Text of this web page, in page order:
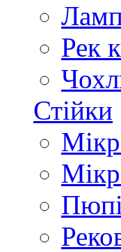
Рек
Стійки